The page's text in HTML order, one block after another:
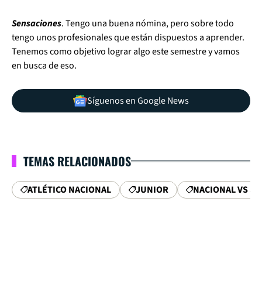
Sensaciones. Tengo una buena nómina, pero sobre todo
tengo unos profesionales que están dispuestos a aprender.
Tenemos como objetivo lograr algo este semestre y vamos
en busca de eso.
Síguenos en Google News
TEMAS RELACIONADOS
ATLÉTICO NACIONAL JUNIOR NACIONAL VS